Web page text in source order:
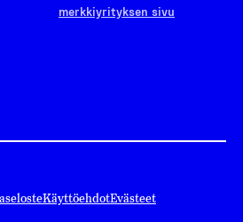
merkkiyrityksen sivu
KäyttöehdotEvästeet